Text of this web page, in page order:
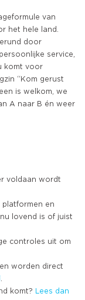
van
het hele land.
door
service,
komt voor
“Kom gerust
is welkom, we
A naar B én weer
voldaan wordt
platformen en
lovend is of juist
controles uit om
worden direct
komt?
Lees dan